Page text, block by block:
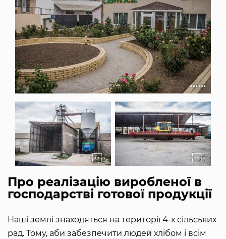
Про реалізацію виробленої в
господарстві готової продукції
Наші землі знаходяться на території 4-х сільських
рад. Тому, аби забезпечити людей хлібом і всім